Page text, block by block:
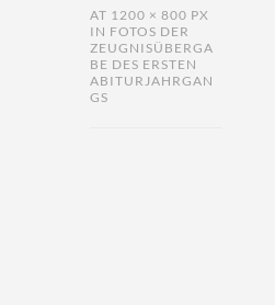
AT 1200 × 800 PX
IN FOTOS DER
ZEUGNISÜBERGA
BE DES ERSTEN
ABITURJAHRGAN
GS